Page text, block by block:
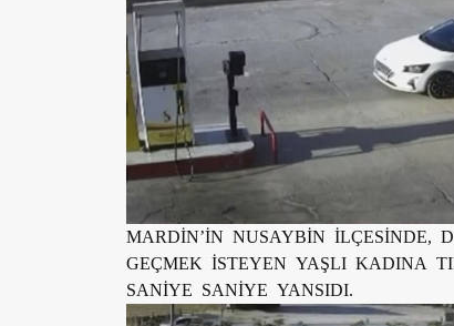
MARDİN’İN NUSAYBİN İLÇESİNDE,
GEÇMEK İSTEYEN YAŞLI KADINA
SANİYE SANİYE YANSIDI.